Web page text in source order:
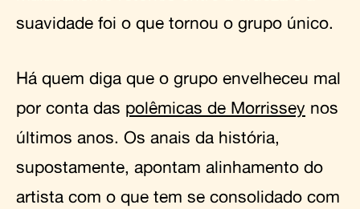
suavidade foi o que tornou o grupo único.
Há quem diga que o grupo envelheceu mal
por conta das polêmicas de Morrissey nos
últimos anos. Os anais da história,
supostamente, apontam alinhamento do
artista com o que tem se consolidado com